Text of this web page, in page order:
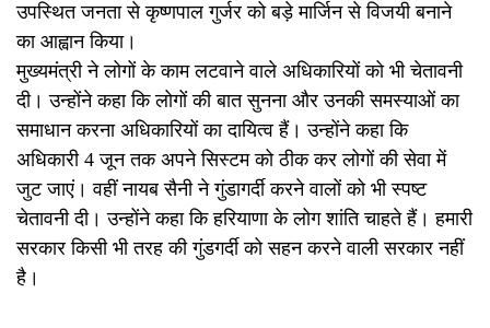
उपस्थित जनता से कृष्णपाल गुर्जर को बड़े मार्जिन से विजयी बनाने
का आह्वान किया।
मुख्यमंत्री ने लोगों के काम लटवाने वाले अधिकारियों को भी चेतावनी
दी। उन्होंने कहा कि लोगों की बात सुनना और उनकी समस्याओं का
समाधान करना अधिकारियों का दायित्व हैं। उन्होंने कहा कि
अधिकारी 4 जून तक अपने सिस्टम को ठीक कर लोगों की सेवा में
जुट जाएं। वहीं नायब सैनी ने गुंडागर्दी करने वालों को भी स्पष्ट
चेतावनी दी। उन्होंने कहा कि हरियाणा के लोग शांति चाहते हैं। हमारी
सरकार किसी भी तरह की गुंडगर्दी को सहन करने वाली सरकार नहीं
है।